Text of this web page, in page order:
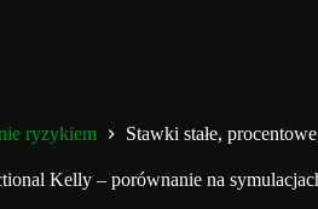
ryzykiem Stawki stałe,
Kelly – porównanie na